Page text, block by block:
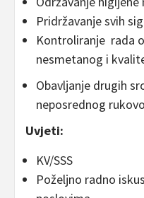
Pridržavanje svih
Kontroliranje rada
nesmetanog i
Obavljanje drugih
neposrednog
Uvjeti:
KV/SSS
Poželjno radno